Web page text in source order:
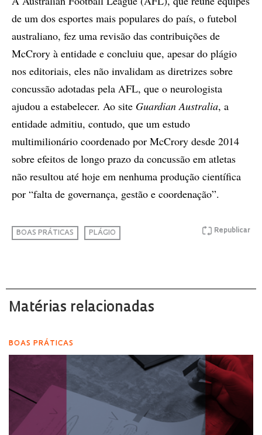
de um dos esportes mais populares do país, o futebol
australiano, fez uma revisão das contribuições de
McCrory à entidade e concluiu que, apesar do plágio
nos editoriais, eles não invalidam as diretrizes sobre
concussão adotadas pela AFL, que o neurologista
ajudou a estabelecer. Ao site Guardian Australia, a
entidade admitiu, contudo, que um estudo
multimilionário coordenado por McCrory desde 2014
sobre efeitos de longo prazo da concussão em atletas
não resultou até hoje em nenhuma produção científica
por “falta de governança, gestão e coordenação”.
Republicar
BOAS PRÁTICAS PLÁGIO